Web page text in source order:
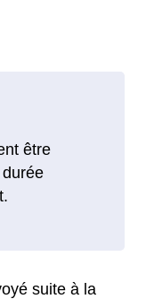
être
suite à la